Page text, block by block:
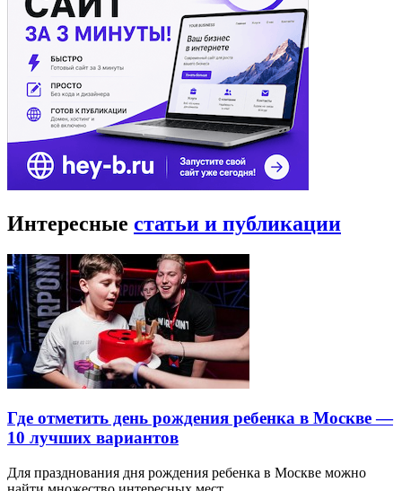
Интересные статьи и публикации
Где отметить день рождения ребенка в Москве —
10 лучших вариантов
Для празднования дня рождения ребенка в Москве можно